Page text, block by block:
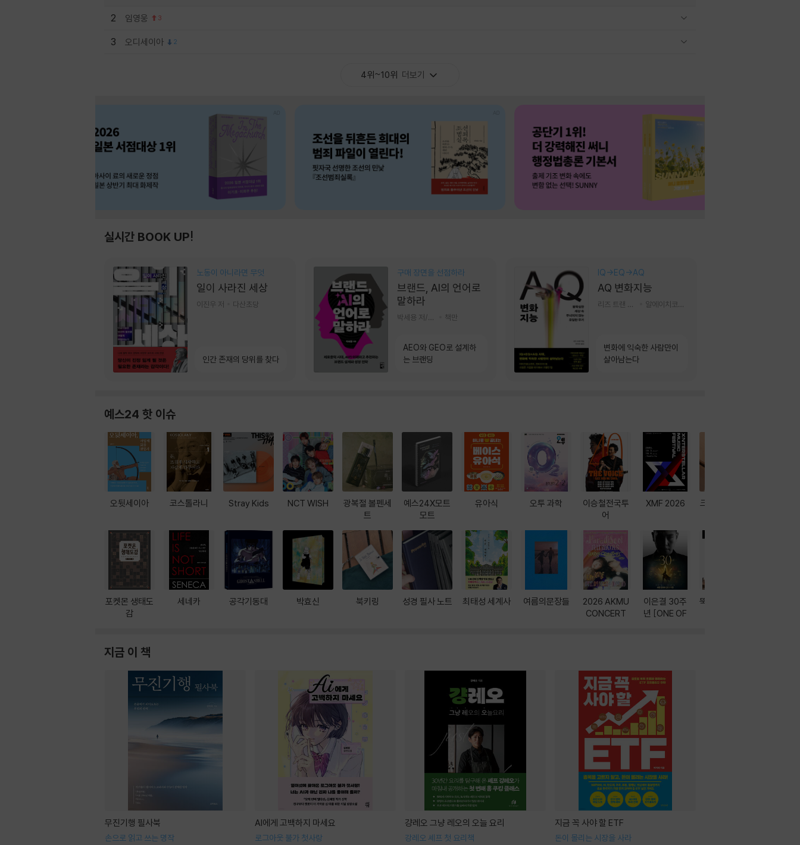
2 임영웅 3
3 오디세이아 2
4위~10위 더보기
실시간 BOOK UP!
노동이 아니라면 무엇
일이 사라진 세상
이진우 저 다산초당
인간 존재의 당위를 찾다
구매 장면을 선점하라
브랜드, AI의 언어로
말하라
책만
AEO와 GEO로 설계하
는 브랜딩
IQ→EQ→AQ
AQ 변화지능
변화에 익숙한 사람만이
살아남는다
예스24 핫 이슈
오뒷세이아
포켓몬 생태도
감
코스톨라니
세네카
Stray Kids
공각기동대
NCT WISH
박효신
광복절 볼펜세
트
북키링
예스24X모트
모트
성경 필사 노트
유아식
최태성 세계사
오투 과학
여름의문장들
이승철전국투
어
2026 AKMU
CONCERT
XMF 2026
이은결 30주
년 [ONE OF
크레마 이북 리
뚝딱! AI 3대장
지금 이 책
무진기행 필사북
손으로 읽고 쓰는 명작
AI에게 고백하지 마세요
로그아웃 불가 첫사랑
걍레오 그냥 레오의 오늘 요리
강레오 셰프 첫 요리책
지금 꼭 사야 할 ETF
돈이 몰리는 시장을 사라